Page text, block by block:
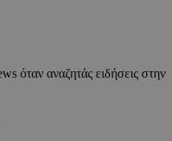
όταν αναζητάς ειδήσεις στην